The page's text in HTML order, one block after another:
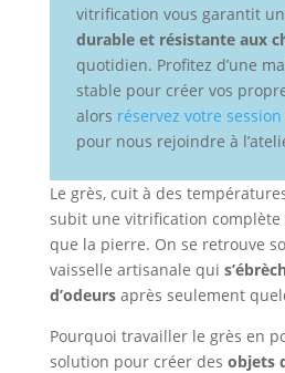
vitrification vous garantit
durable et résistante aux
quotidien. Profitez d’une
stable pour créer vos
alors réservez votre session
pour nous rejoindre à
Le grès, cuit à des
subit une vitrification
que la pierre. On se retrouve
vaisselle artisanale qui
d’odeursaprès seulement
Pourquoi travailler le grès en
solution pour créer des objets